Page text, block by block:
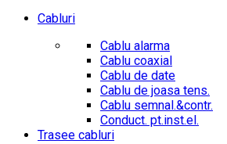
Cabluri
Cablu alarma
Cablu coaxial
Cablu de date
Cablu de joasa tens.
Cablu semnal.&contr.
Conduct. pt.inst.el.
Trasee cabluri